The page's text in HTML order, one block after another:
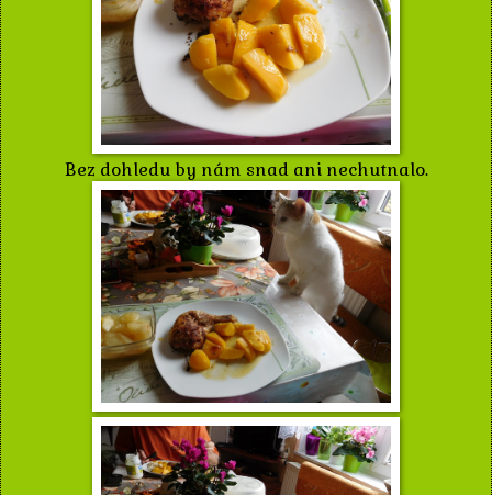
Bez dohledu by nám snad ani nechutnalo.